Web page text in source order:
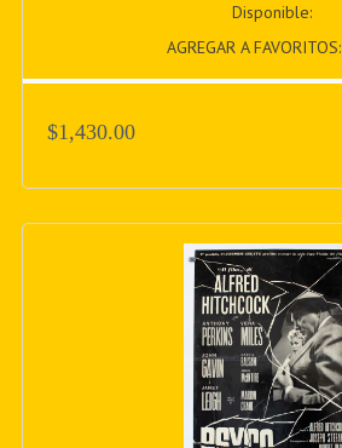
Disponible:
AGREGAR A FAVORITOS:
$1,430.00